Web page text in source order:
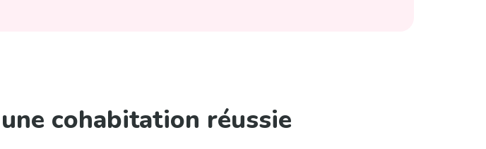
cohabitation réussie